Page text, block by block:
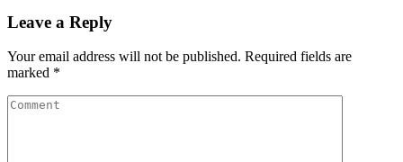
Leave a Reply
Your email address will not be published. Required fields are
marked *